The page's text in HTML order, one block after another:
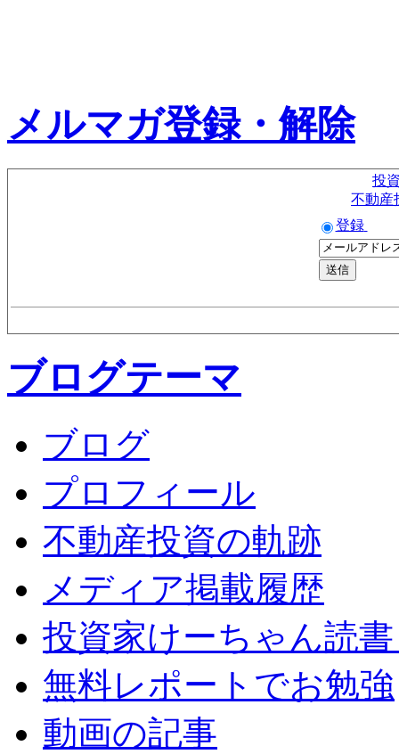
メルマガ登録・解除
投
不動産
登録
ブログテーマ
ブログ
プロフィール
不動産投資の軌跡
メディア掲載履歴
投資家けーちゃん読
無料レポートでお勉強
動画の記事